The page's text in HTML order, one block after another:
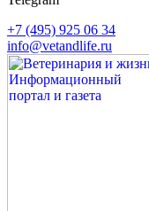
+7 (495) 925 06 34
info@vetandlife.ru